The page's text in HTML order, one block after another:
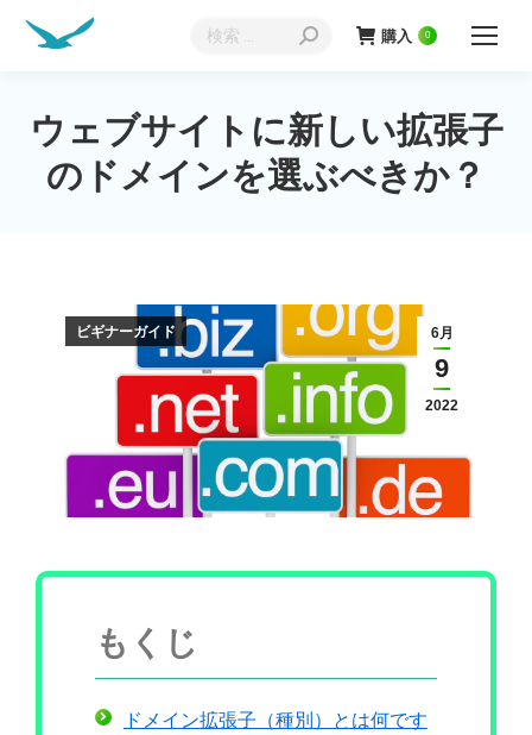
購入 0
ウェブサイトに新しい拡張子
のドメインを選ぶべきか？
現在地:
6月
9
2022
ビギナーガイド
もくじ
ドメイン拡張子（種別）とは何です